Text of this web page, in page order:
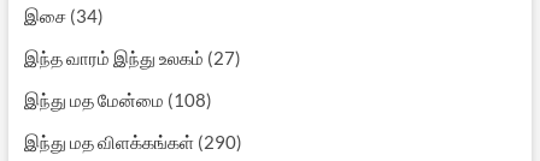
இசை(34)
இந்த வாரம் இந்து உலகம் (27)
இந்து மத மேன்மை (108)
இந்து மத விளக்கங்கள்(290)